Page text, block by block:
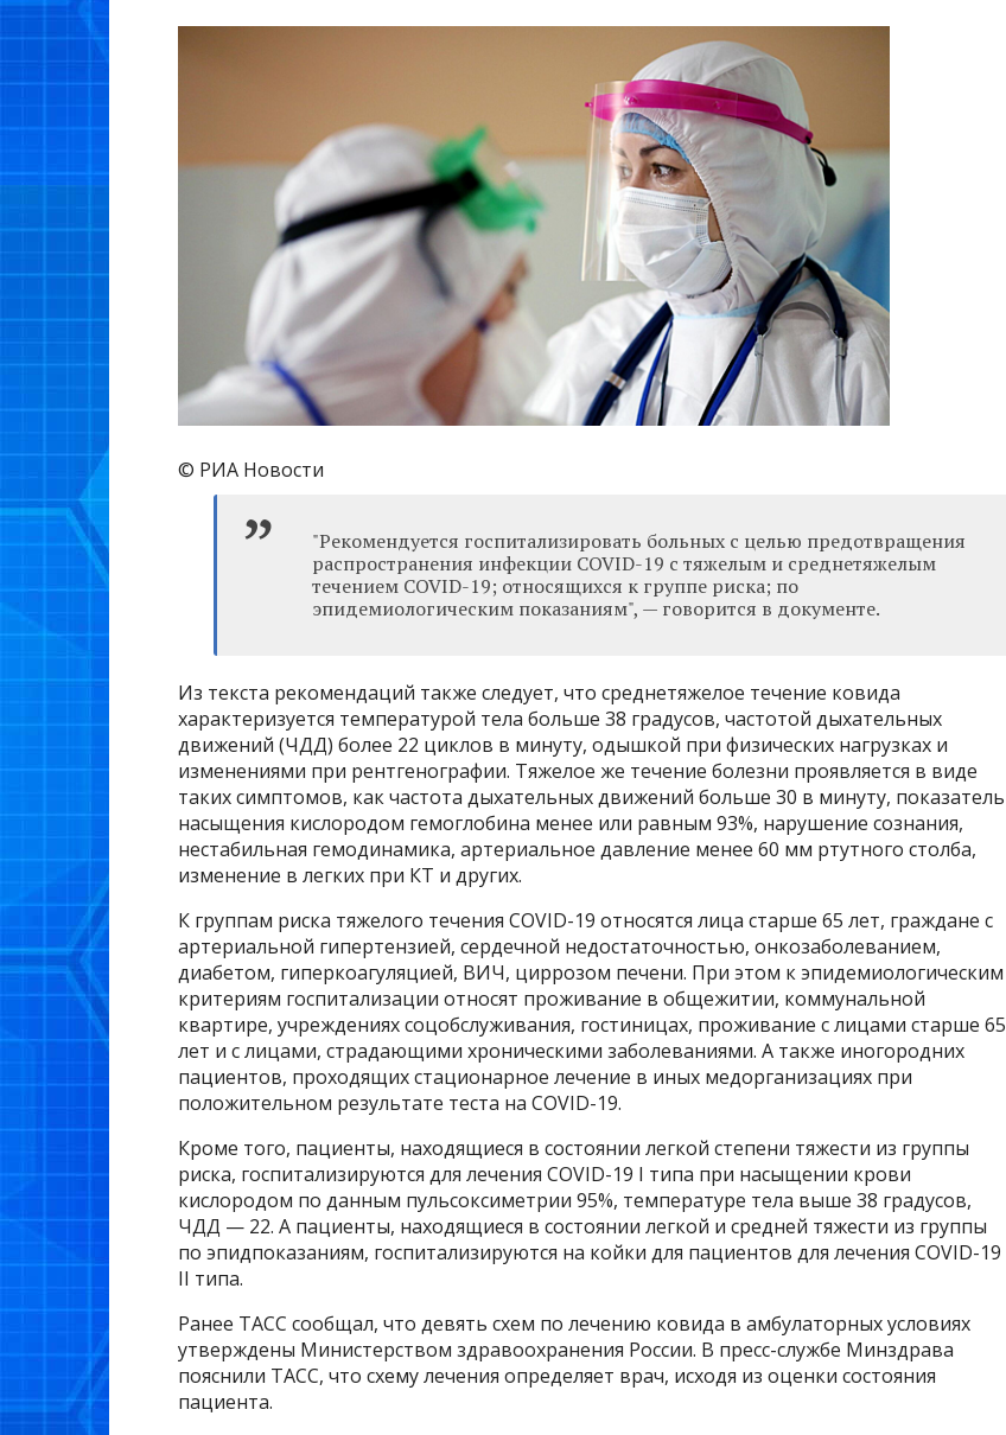
© РИА Новости
"Рекомендуется госпитализировать больных с целью предотвращения
распространения инфекции COVID-19 с тяжелым и среднетяжелым
течением COVID-19; относящихся к группе риска; по
эпидемиологическим показаниям", — говорится в документе.
Из текста рекомендаций также следует, что среднетяжелое течение ковида
характеризуется температурой тела больше 38 градусов, частотой дыхательных
движений (ЧДД) более 22 циклов в минуту, одышкой при физических нагрузках и
изменениями при рентгенографии. Тяжелое же течение болезни проявляется в виде
таких симптомов, как частота дыхательных движений больше 30 в минуту, показатель
насыщения кислородом гемоглобина менее или равным 93%, нарушение сознания,
нестабильная гемодинамика, артериальное давление менее 60 мм ртутного столба,
изменение в легких при КТ и других.
К группам риска тяжелого течения COVID-19 относятся лица старше 65 лет, граждане с
артериальной гипертензией, сердечной недостаточностью, онкозаболеванием,
диабетом, гиперкоагуляцией, ВИЧ, циррозом печени. При этом к эпидемиологическим
критериям госпитализации относят проживание в общежитии, коммунальной
квартире, учреждениях соцобслуживания, гостиницах, проживание с лицами старше 65
лет и с лицами, страдающими хроническими заболеваниями. А также иногородних
пациентов, проходящих стационарное лечение в иных медорганизациях при
положительном результате теста на COVID-19.
Кроме того, пациенты, находящиеся в состоянии легкой степени тяжести из группы
риска, госпитализируются для лечения COVID-19 I типа при насыщении крови
кислородом по данным пульсоксиметрии 95%, температуре тела выше 38 градусов,
ЧДД — 22. А пациенты, находящиеся в состоянии легкой и средней тяжести из группы
по эпидпоказаниям, госпитализируются на койки для пациентов для лечения COVID-19
II типа.
Ранее ТАСС сообщал, что девять схем по лечению ковида в амбулаторных условиях
утверждены Министерством здравоохранения России. В пресс-службе Минздрава
пояснили ТАСС, что схему лечения определяет врач, исходя из оценки состояния
пациента.